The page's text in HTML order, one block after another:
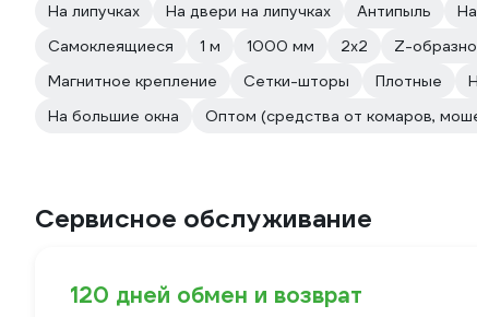
На липучках
На двери на липучках Антипыль
Самоклеящиеся
1 м 1000 мм 2х2 Z-
Магнитное крепление
Сетки-шторы Плотные
На большие окна
Оптом (средства от комаров,
Сервисное обслуживание
120 дней обмен и возврат